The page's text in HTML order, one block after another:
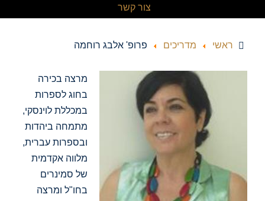
צור קשר
ראשי מדריכים פרופ' אלבג רוחמה
מרצה בכירה
בחוג לספרות
במכללת לוינסקי,
מתמחה ביהדות
ובספרות עברית,
מלווה אקדמית
של סמינרים
בחו"ל ומרצה